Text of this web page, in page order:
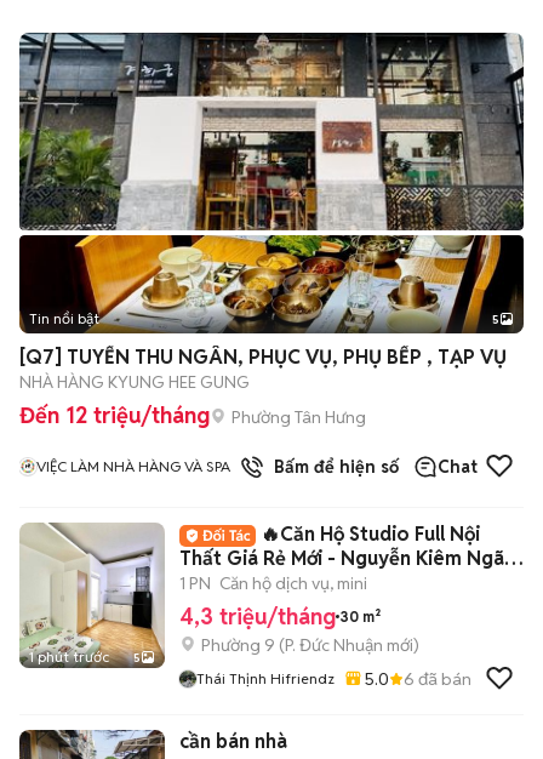
Tin nổi bật 5
[Q7] TUYỂN THU NGÂN, PHỤC VỤ, PHỤ BẾP , TẠP VỤ
NHÀ HÀNG KYUNG HEE GUNG
Đến 12 triệu/tháng Phường Tân Hưng
VIỆC LÀM NHÀ HÀNG VÀ SPA 1đã bánBấm để hiện số Chat
1 phút trước 5
🔥Căn Hộ Studio Full Nội
Thất Giá Rẻ Mới - Nguyễn Kiêm Ngã
Tư Phú Nhuận
1 PN Căn hộ dịch vụ, mini
4,3 triệu/tháng 30 m²
Phường 9 (P. Đức Nhuận mới)
Thái Thịnh Hifriendz 5.0 6 đã bán
cần bán nhà